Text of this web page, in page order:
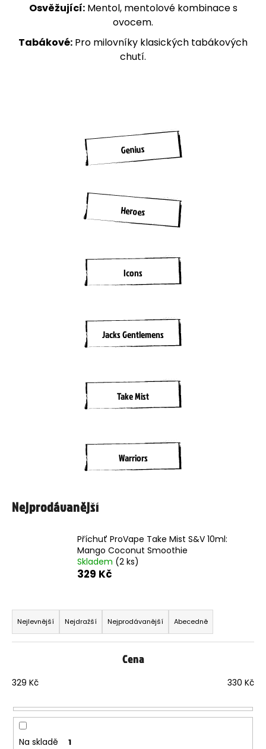
Osvěžující:Mentol, mentolové kombinace s
ovocem.
Tabákové: Pro milovníky klasických tabákových
chutí.
Genius
Heroes
Icons
Jacks Gentlemens
Take Mist
Warriors
Nejprodávanější
Příchuť ProVape Take Mist S&V 10ml:
Mango Coconut Smoothie
Skladem (2 ks)
329 Kč
Ř
a
z
í
r
o
Nejlevnější Nejdražší Nejprodávanější Abecedně
Cena
329 Kč 330 Kč
Na skladě 1